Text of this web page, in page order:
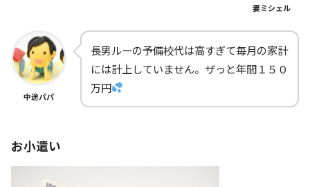
妻ミシェル
中途パパ
長男ルーの予備校代は高すぎて毎月の家計
には計上していません。ザっと年間１５０
万円
お小遣い